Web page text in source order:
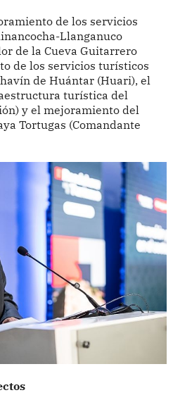
de los servicios
Llanganuco
de la Cueva Guitarrero
de los servicios turísticos
de Huántar (Huari), el
turística del
y el mejoramiento del
Tortugas (Comandante